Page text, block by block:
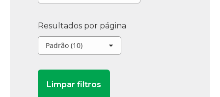
Resultados por página